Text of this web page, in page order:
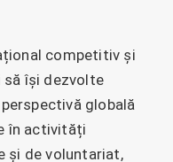
competitiv și
să își dezvolte
globală
în activități
și de voluntariat,